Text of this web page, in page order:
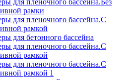
рамки
для пленочного бассейна.С
рамкой
для бетонного бассейна
для пленочного бассейна.С
рамкой
для пленочного бассейна.С
рамкой 1